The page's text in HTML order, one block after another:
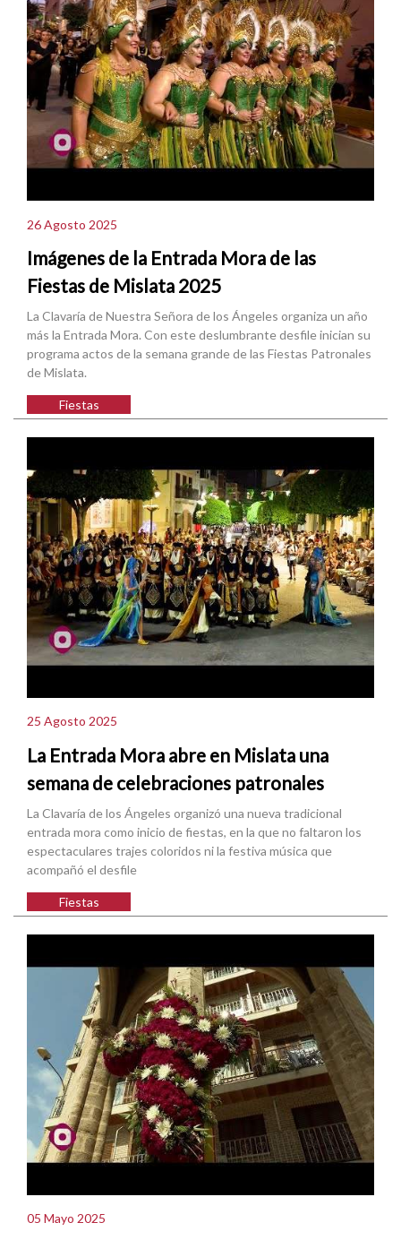
26 Agosto 2025
Imágenes de la Entrada Mora de las
Fiestas de Mislata 2025
La Clavaría de Nuestra Señora de los Ángeles organiza un año
más la Entrada Mora. Con este deslumbrante desfile inician su
programa actos de la semana grande de las Fiestas Patronales
de Mislata.
Fiestas
25 Agosto 2025
La Entrada Mora abre en Mislata una
semana de celebraciones patronales
La Clavaría de los Ángeles organizó una nueva tradicional
entrada mora como inicio de fiestas, en la que no faltaron los
espectaculares trajes coloridos ni la festiva música que
acompañó el desfile
Fiestas
05 Mayo 2025